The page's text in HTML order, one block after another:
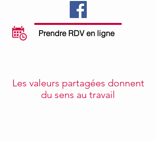
Prendre RDV en ligne
Les valeurs partagées donnent
du sens au travail